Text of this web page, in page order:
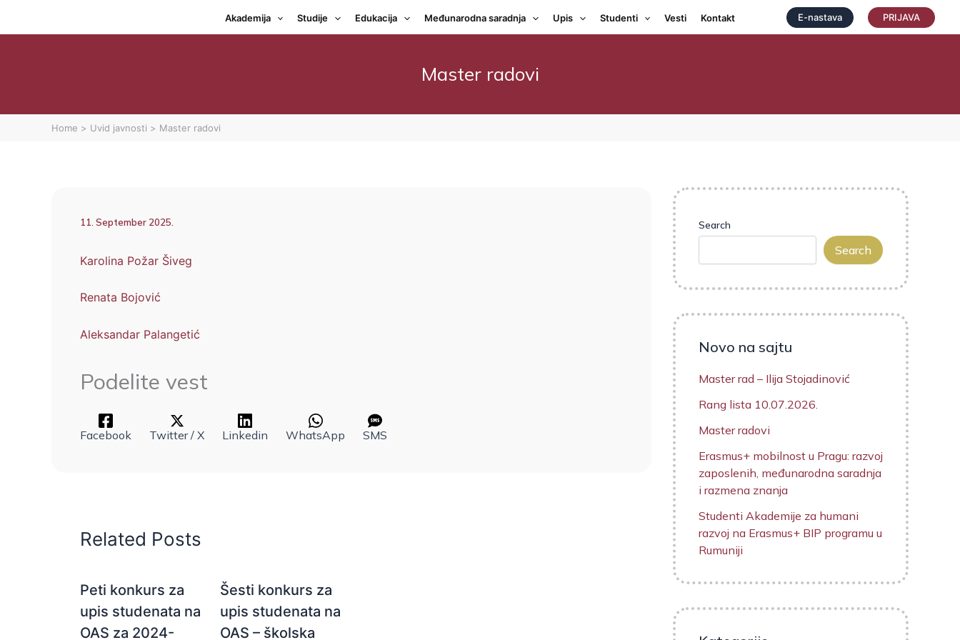
Akademija Studije Edukacija Međunarodna saradnja Upis Studenti Vesti Kontakt E-nastava PRIJAVA
Master radovi
Home Uvid javnosti Master radovi
11. September 2025.
Karolina Požar Šiveg
Renata Bojović
Aleksandar Palangetić
Podelite vest
Facebook Twitter / X Linkedin WhatsApp SMS
Related Posts
Peti konkurs za
upis studenata na
OAS za 2024-
Šesti konkurs za
upis studenata na
OAS – školska
Search
Search
Novo na sajtu
Master rad – Ilija Stojadinović
Rang lista 10.07.2026.
Master radovi
Erasmus+ mobilnost u Pragu: razvoj
zaposlenih, međunarodna saradnja
i razmena znanja
Studenti Akademije za humani
razvoj na Erasmus+ BIP programu u
Rumuniji